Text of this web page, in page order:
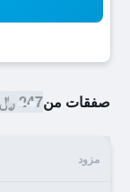
صفقات من247 ﷼
مزود